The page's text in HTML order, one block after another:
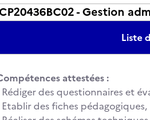
- Gestion
Liste
attestées :
Rédiger des questionnaires et
Etablir des fiches pédagogiques,